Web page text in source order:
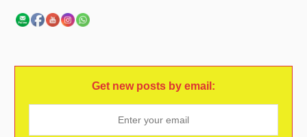
Get new posts by email: